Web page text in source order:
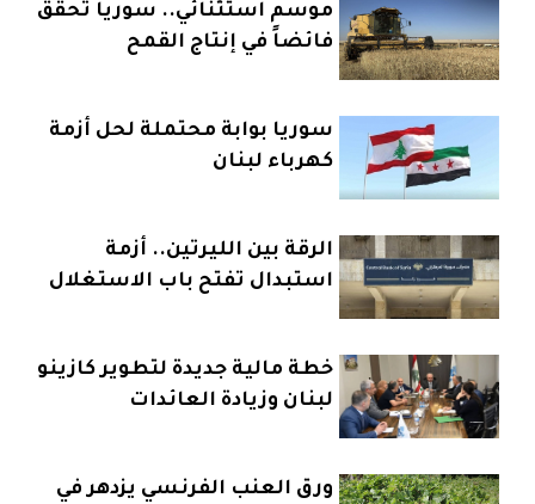
موسم استثنائي.. سوريا تحقق
فائضاً في إنتاج القمح
سوريا بوابة محتملة لحل أزمة
كهرباء لبنان
الرقة بين الليرتين.. أزمة
استبدال تفتح باب الاستغلال
خطة مالية جديدة لتطوير كازينو
لبنان وزيادة العائدات
ورق العنب الفرنسي يزدهر في